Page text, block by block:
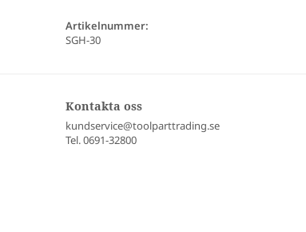
Artikelnummer:
SGH-30
Kontakta oss
kundservice@toolparttrading.se
Tel. 0691-32800